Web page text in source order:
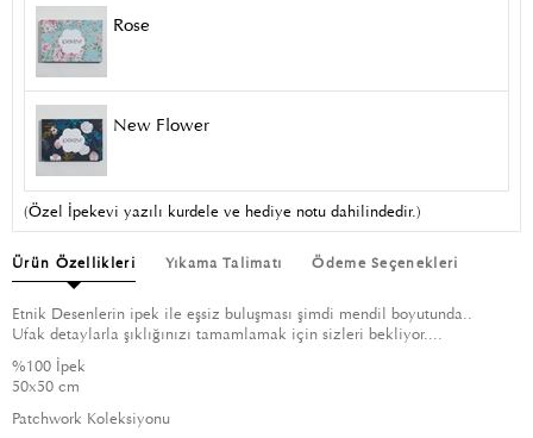
Rose
New Flower
(Özel İpekevi yazılı kurdele ve hediye notu dahilindedir.)
Ürün Özellikleri Yıkama Talimatı Ödeme Seçenekleri
Etnik Desenlerin ipek ile eşsiz buluşması şimdi mendil boyutunda..
Ufak detaylarla şıklığınızı tamamlamak için sizleri bekliyor....
%100 İpek
50x50 cm
Patchwork Koleksiyonu